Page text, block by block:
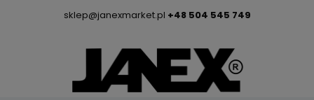
sklep@janexmarket.pl +48 504 545 749